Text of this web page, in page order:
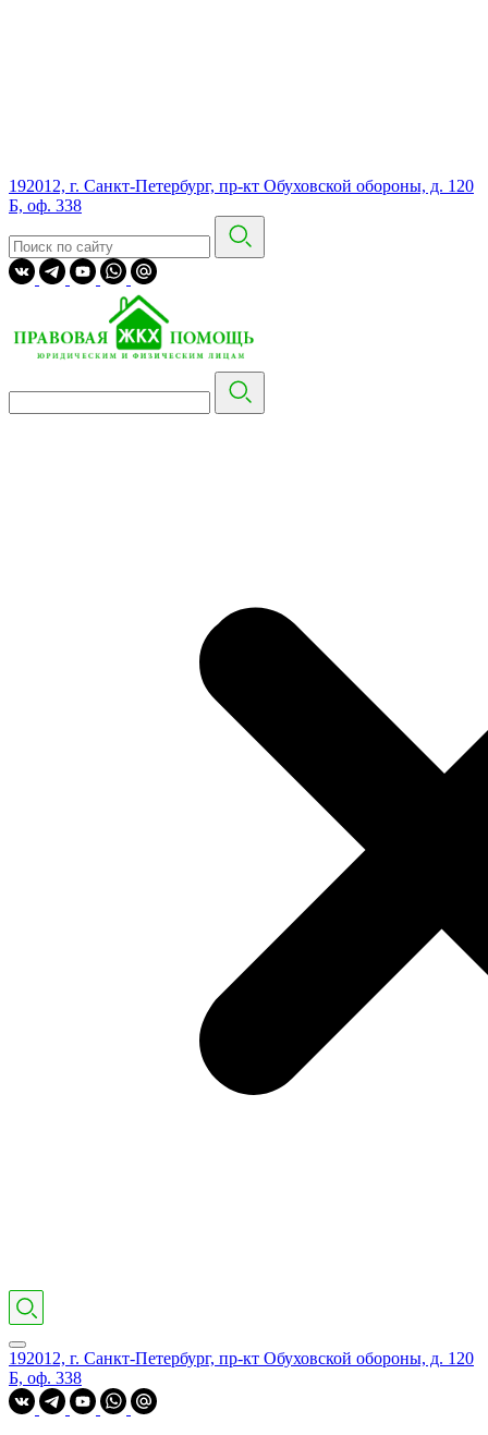
192012, г. Санкт-Петербург, пр-кт Обуховской обороны, д. 120
Б, оф. 338
192012, г. Санкт-Петербург, пр-кт Обуховской обороны, д. 120
Б, оф. 338